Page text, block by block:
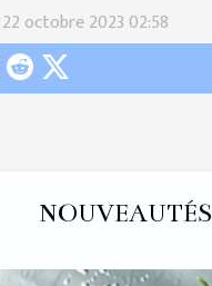
octobre 2023 02:58
NOUVEAUTÉS